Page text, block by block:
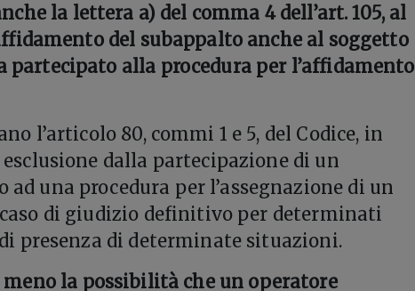
la lettera a) del comma 4 dell’art. 105, al
del subappalto anche al soggetto
partecipato alla procedura per l’affidamento
l’articolo 80, commi 1 e 5, del Codice, in
dalla partecipazione di un
ad una procedura per l’assegnazione di un
di giudizio definitivo per determinati
presenza di determinate situazioni.
la possibilità che un operatore